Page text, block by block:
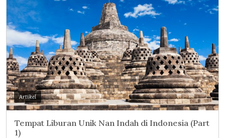
Artikel
Tempat Liburan Unik Nan Indah di Indonesia (Part
1)